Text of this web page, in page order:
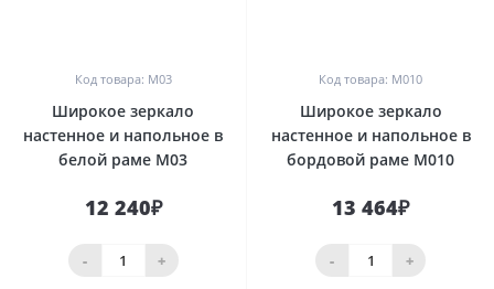
Код товара: М03
Широкое зеркало
настенное и напольное в
белой раме М03
12 240₽
- +
Код товара: М010
Широкое зеркало
настенное и напольное в
бордовой раме М010
13 464₽
- +